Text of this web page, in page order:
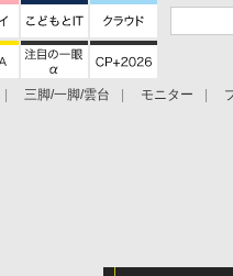
三脚/一脚/雲台 モニター